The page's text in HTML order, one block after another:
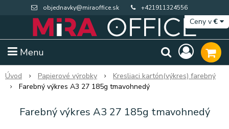
objednavky@miraoffice.sk +421911324556
Menu
Ceny v€
Úvod Papierové výrobky
Kresliaci kartón(výkres) farebný
Farebný výkres A3 27 185g tmavohnedý
Farebný výkres A3 27 185g tmavohnedý